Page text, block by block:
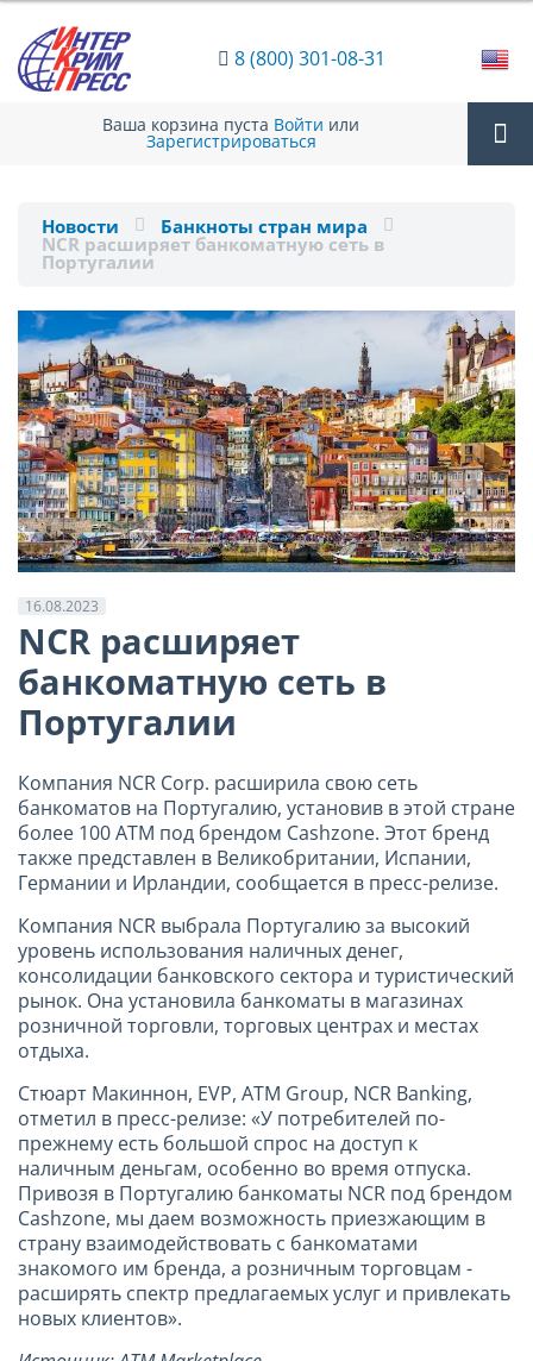
8 (800) 301-08-31
Ваша корзина пуста Войти или
Зарегистрироваться
Новости Банкноты стран мира
NCR расширяет банкоматную сеть в
Португалии
16.08.2023
NCR расширяет
банкоматную сеть в
Португалии
Компания NCR Corp. расширила свою сеть
банкоматов на Португалию, установив в этой стране
более 100ATM под брендом Cashzone. Этот бренд
также представлен в Великобритании, Испании,
Германии и Ирландии, сообщается в пресс-релизе.
Компания NCR выбрала Португалию за высокий
уровень использования наличных денег,
консолидации банковского сектора и туристический
рынок. Она установила банкоматы в магазинах
розничной торговли, торговых центрах и местах
отдыха.
Стюарт Макиннон, EVP, ATM Group, NCR Banking,
отметил в пресс-релизе: «У потребителей по-
прежнему есть большой спрос на доступ к
наличным деньгам, особенно во время отпуска.
Привозя в Португалию банкоматы NCR под брендом
Cashzone, мы даем возможность приезжающим в
страну взаимодействовать с банкоматами
знакомого им бренда, а розничным торговцам -
расширять спектр предлагаемых услуг и привлекать
новых клиентов».